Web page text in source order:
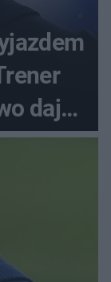
daje